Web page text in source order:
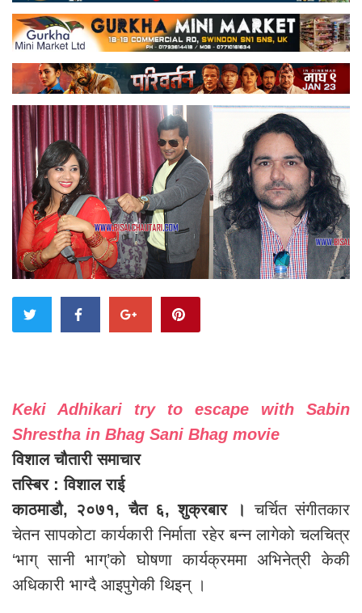
Keki Adhikari try to escape with Sabin
Shrestha in Bhag Sani Bhag movie
विशाल चौतारी समाचार
तस्बिर : विशाल राई
काठमाडौ, २०७१, चैत ६, शुक्रबार । चर्चित संगीतकार
चेतन सापकोटा कार्यकारी निर्माता रहेर बन्न लागेको चलचित्र
‘भाग् सानी भाग्’को घोषणा कार्यक्रममा अभिनेत्री केकी
अधिकारी भाग्दै आइपुगेकी थिइन् ।